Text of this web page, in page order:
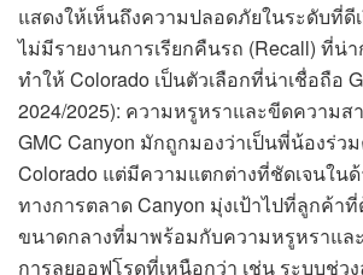
แสดงให้เห็นถึงความปลอดภัยในระดับที่ดี
ไม่มีรายงานการเรียกคืนรถ (Recall) ที่น่
ทำให้ Colorado เป็นตัวเลือกที่น่าเชื่อถือ
2024/2025): ความหรูหราและขีดความ
GMC Canyon มักถูกมองว่าเป็นพี่น้องร่ว
Colorado แต่มีความแตกต่างที่ชัดเจนใน
ทางการตลาด Canyon มุ่งเป้าไปที่ลูกค้า
ขนาดกลางที่มาพร้อมกับความหรูหราแล
การลุยออฟโรดที่เหนือกว่า เช่น ระบบช่ว